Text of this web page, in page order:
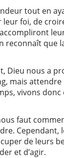
tout en
foi, de
reconnaît que
Dieu nous a
mais
vivons
faut
Cependant,
de leurs
et d’agir.